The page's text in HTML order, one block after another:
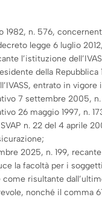
1982, n. 576,
legge 6 luglio
l’istituzione
della
entrato in vigore
7 settembre 2005,
26 maggio 1997, n.
n. 22 del 4 aprile
2025, n. 199,
la facoltà per i
risultante
nonché il comma